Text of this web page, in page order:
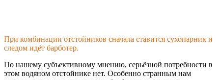
При комбинации отстойников сначала ставится сухопарник и
следом идёт барботер.
По нашему субъективному мнению, серьёзной потребности в
этом водяном отстойнике нет. Особенно странным нам